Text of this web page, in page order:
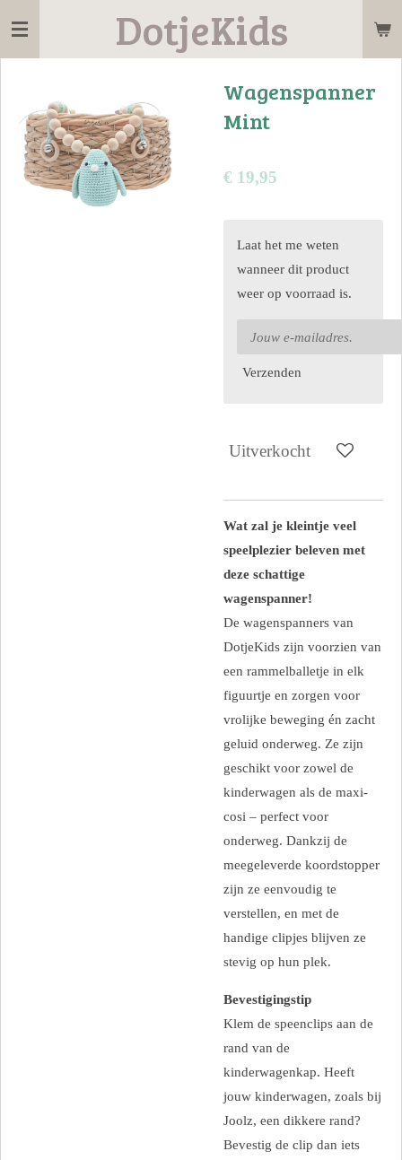
Ga
hoofdinhoud
DotjeKids
Wagenspanner
Mint
€ 19,95
Laat het me weten
wanneer dit product
weer op voorraad is.
Verzenden
Uitverkocht
Wat zal je kleintje veel
speelplezier beleven met
deze schattige
wagenspanner!
De wagenspanners van
DotjeKids zijn voorzien van
een rammelballetje in elk
figuurtje en zorgen voor
vrolijke beweging én zacht
geluid onderweg. Ze zijn
geschikt voor zowel de
kinderwagen als de maxi-
cosi – perfect voor
onderweg. Dankzij de
meegeleverde koordstopper
zijn ze eenvoudig te
verstellen, en met de
handige clipjes blijven ze
stevig op hun plek.
Bevestigingstip
Klem de speenclips aan de
rand van de
kinderwagenkap. Heeft
jouw kinderwagen, zoals bij
Joolz, een dikkere rand?
Bevestig de clip dan iets